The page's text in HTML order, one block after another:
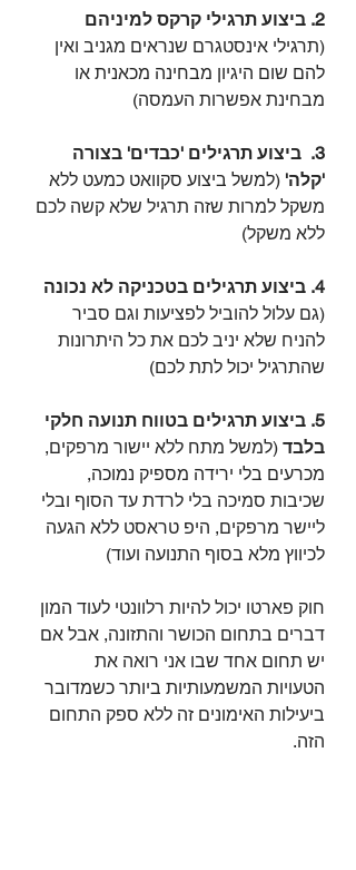
2. ביצוע תרגילי קרקס למיניהם
(תרגילי אינסטגרם שנראים מגניב ואין
להם שום היגיון מבחינה מכאנית או
מבחינת אפשרות העמסה)
3.  ביצוע תרגילים 'כבדים' בצורה
'קלה' (למשל ביצוע סקוואט כמעט ללא
משקל למרות שזה תרגיל שלא קשה לכם
ללא משקל)
4. ביצוע תרגילים בטכניקה לא נכונה
(גם עלול להוביל לפציעות וגם סביר
להניח שלא יניב לכם את כל היתרונות
שהתרגיל יכול לתת לכם)
5. ביצוע תרגילים בטווח תנועה חלקי
בלבד (למשל מתח ללא יישור מרפקים,
מכרעים בלי ירידה מספיק נמוכה,
שכיבות סמיכה בלי לרדת עד הסוף ובלי
ליישר מרפקים, היפ טראסט ללא הגעה
לכיווץ מלא בסוף התנועה ועוד)
חוק פארטו יכול להיות רלוונטי לעוד המון
דברים בתחום הכושר והתזונה, אבל אם
יש תחום אחד שבו אני רואה את
הטעויות המשמעותיות ביותר כשמדובר
ביעילות האימונים זה ללא ספק התחום
הזה.